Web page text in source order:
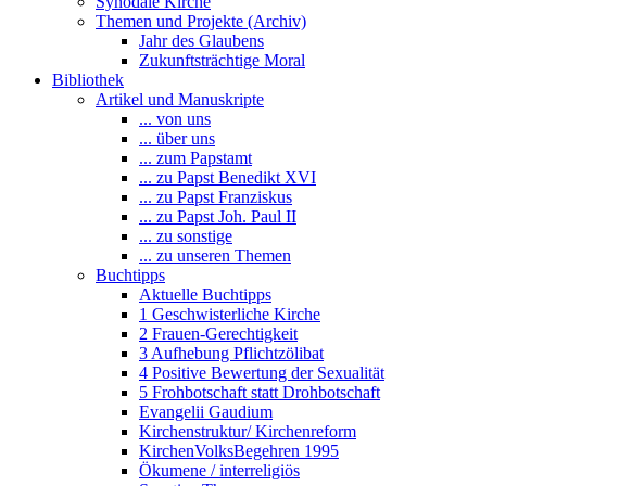
Themen und Projekte (Archiv)
Jahr des Glaubens
Zukunftsträchtige Moral
Bibliothek
Artikel und Manuskripte
... von uns
... über uns
... zum Papstamt
... zu Papst Benedikt XVI
... zu Papst Franziskus
... zu Papst Joh. Paul II
... zu sonstige
... zu unseren Themen
Buchtipps
Aktuelle Buchtipps
1 Geschwisterliche Kirche
2 Frauen-Gerechtigkeit
3 Aufhebung Pflichtzölibat
4 Positive Bewertung der Sexualität
5 Frohbotschaft statt Drohbotschaft
Evangelii Gaudium
Kirchenstruktur/ Kirchenreform
KirchenVolksBegehren 1995
Ökumene / interreligiös